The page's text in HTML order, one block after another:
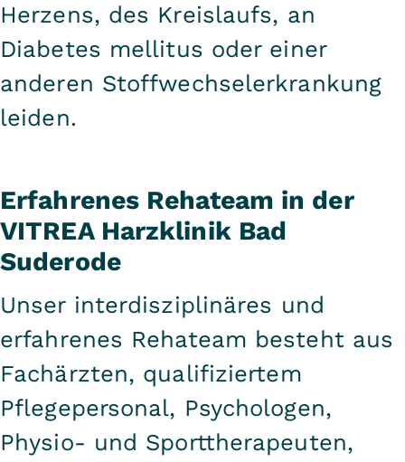
Herzens, des Kreislaufs, an
Diabetes mellitus oder einer
anderen Stoffwechselerkrankung
leiden.
Erfahrenes Rehateam in der
VITREA Harzklinik Bad
Suderode
Unser interdisziplinäres und
erfahrenes Rehateam besteht aus
Fachärzten, qualifiziertem
Pflegepersonal, Psychologen,
Physio- und Sporttherapeuten,